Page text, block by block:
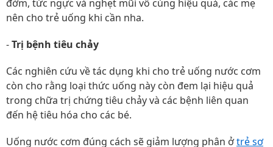
đờm, tức ngực và nghẹt mũi vô cùng hiệu quả, các mẹ
nên cho trẻ uống khi cần nha.
-Trị bệnh tiêu chảy
Các nghiên cứu về tác dụng khi cho trẻ uống nước cơm
còn cho rằng loại thức uống này còn đem lại hiệu quả
trong chữa trị chứng tiêu chảy và các bệnh liên quan
đến hệ tiêu hóa cho các bé.
Uống nước cơm đúng cách sẽ giảm lượng phân ởtrẻ sơ